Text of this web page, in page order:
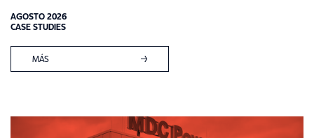
AGOSTO 2026
CASE STUDIES
MÁS